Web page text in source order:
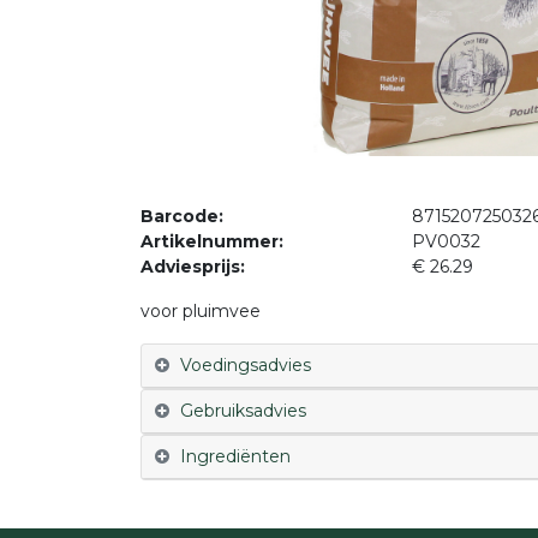
Barcode:
Artikelnummer:
PV0032
Adviesprijs:
€ 26.29
voor pluimvee
Voedingsadvies
Gebruiksadvies
Ingrediënten